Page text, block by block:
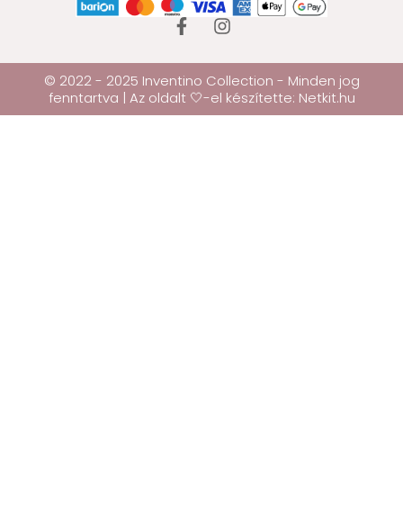
© 2022 - 2025 Inventino Collection - Minden jog
fenntartva | Az oldalt 🤍-el készítette: Netkit.hu